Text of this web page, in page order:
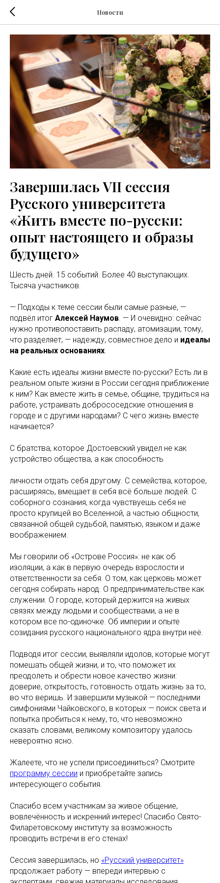
Новости
Завершилась VII сессия
Русского университета
«Жить вместе по-русски:
опыт настоящего и образы
будущего»
Шесть дней. 15 событий. Более 40 выступающих.
Тысяча участников.
— Подходы к теме сессии были самые разные, —
подвёл итог Алексей Наумов. — И очевидно: сейчас
нужно противопоставить распаду, атомизации, тому,
что разделяет, — надежду, совместное дело и идеалы
на реальных основаниях.
Какие есть идеалы жизни вместе по-русски? Есть ли в
реальном опыте жизни в России сегодня приближение
к ним? Как вместе жить в семье, общине, трудиться на
работе, устраивать добрососедские отношения в
городе и с другими народами? С чего жизнь вместе
начинается?
С братства, которое Достоевский увидел не как
устройство общества, а как способность
личности отдать себя другому. С семейства, которое,
расширяясь, вмещает в себя всё больше людей. С
соборного сознания, когда чувствуешь себя не
просто крупицей во Вселенной, а частью общности,
связанной общей судьбой, памятью, языком и даже
воображением.
Мы говорили об «Острове Россия»: не как об
изоляции, а как в первую очередь взрослости и
ответственности за себя. О том, как церковь может
сегодня собирать народ. О предпринимательстве как
служении. О городе, который держится на живых
связях между людьми и сообществами, а не в
котором все по-одиночке. Об империи и опыте
созидания русского национального ядра внутри неё.
Подводя итог сессии, выявляли идолов, которые могут
помешать общей жизни, и то, что поможет их
преодолеть и обрести новое качество жизни:
доверие, открытость, готовность отдать жизнь за то,
во что веришь. И завершили музыкой — последними
симфониями Чайковского, в которых — поиск света и
попытка пробиться к нему, то, что невозможно
сказать словами, великому композитору удалось
невероятно ясно.
Жалеете, что не успели присоединиться? Смотрите
программу сессии и приобретайте запись
интересующего события.
Спасибо всем участникам за живое общение,
вовлечённость и искренний интерес! Спасибо Свято-
Филаретовскому институту за возможность
проводить встречи в его стенах!
Сессия завершилась, но «Русский университет»
продолжает работу — впереди интервью с